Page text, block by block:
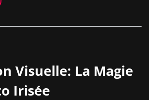
Visuelle: La Magie
Irisée